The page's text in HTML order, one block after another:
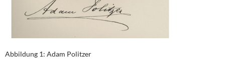
Abbildung 1: Adam Politzer